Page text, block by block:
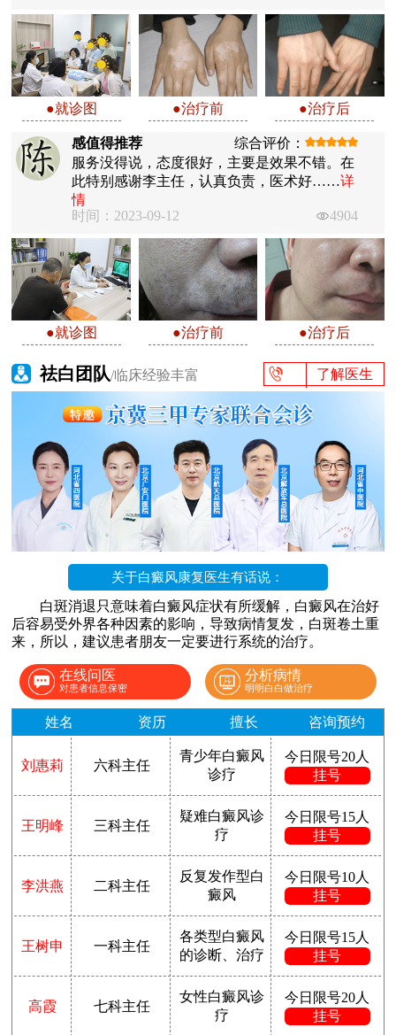
●就诊图 ●治疗前 ●治疗后
感值得推荐
综合评价：
服务没得说，态度很好，主要是效果不错。在
此特别感谢李主任，认真负责，医术好……详
情
时间：2023-09-12
4904
●就诊图 ●治疗前 ●治疗后
祛白团队/临床经验丰富 了解医生
关于白癜风康复医生有话说：
白斑消退只意味着白癜风症状有所缓解，白癜风在治好
后容易受外界各种因素的影响，导致病情复发，白斑卷土重
来，所以，建议患者朋友一定要进行系统的治疗。
在线问医
对患者信息保密
分析病情
明明白白做治疗
姓名 资历 擅长 咨询预约
刘惠莉 六科主任
青少年白癜风
诊疗
今日限号20人
挂号
王明峰 三科主任
疑难白癜风诊
疗
今日限号15人
挂号
李洪燕 二科主任
反复发作型白
癜风
今日限号10人
挂号
王树申 一科主任
各类型白癜风
的诊断、治疗
今日限号15人
挂号
高霞 七科主任
女性白癜风诊
疗
今日限号20人
挂号